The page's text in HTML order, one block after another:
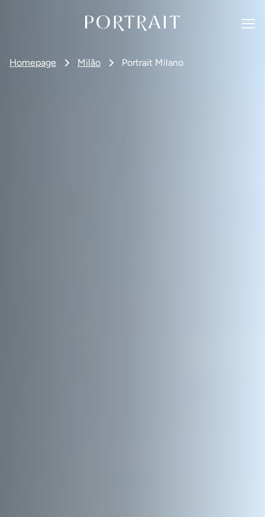
Homepage Milão Portrait Milano